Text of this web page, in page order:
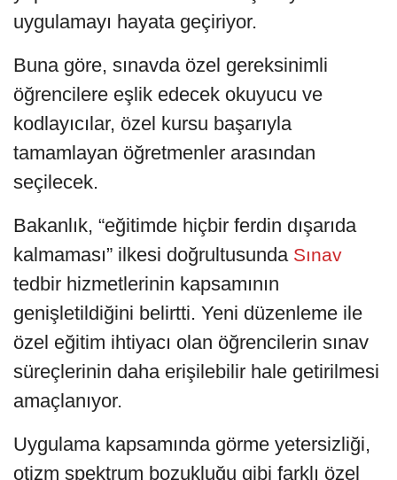
uygulamayı hayata geçiriyor.
Buna göre, sınavda özel gereksinimli
öğrencilere eşlik edecek okuyucu ve
kodlayıcılar, özel kursu başarıyla
tamamlayan öğretmenler arasından
seçilecek.
Bakanlık, “eğitimde hiçbir ferdin dışarıda
kalmaması” ilkesi doğrultusunda Sınav
tedbir hizmetlerinin kapsamının
genişletildiğini belirtti. Yeni düzenleme ile
özel eğitim ihtiyacı olan öğrencilerin sınav
süreçlerinin daha erişilebilir hale getirilmesi
amaçlanıyor.
Uygulama kapsamında görme yetersizliği,
otizm spektrum bozukluğu gibi farklı özel